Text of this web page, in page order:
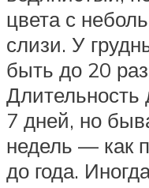
цвета с
слизи. У
быть до 20 раз
Длительность
7 дней, но
недель — как
до года.